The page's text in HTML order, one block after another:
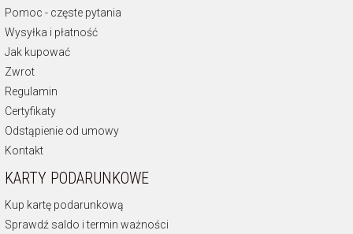
Pomoc - częste pytania
Wysyłka i płatność
Jak kupować
Zwrot
Regulamin
Certyfikaty
Odstąpienie od umowy
Kontakt
KARTY PODARUNKOWE
Kup kartę podarunkową
Sprawdź saldo i termin ważności